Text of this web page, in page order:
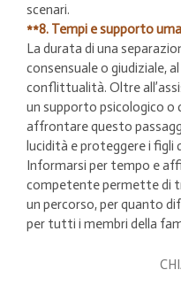
scenari.
**8. Tempi e supporto
La durata di una
consensuale o giudiziale,
conflittualità. Oltre
un supporto psicologico o
affrontare questo
lucidità e proteggere i
Informarsi per tempo e
competente permette di
un percorso, per quanto
per tutti i membri della